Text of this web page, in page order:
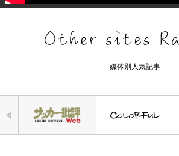
媒体別人気記事